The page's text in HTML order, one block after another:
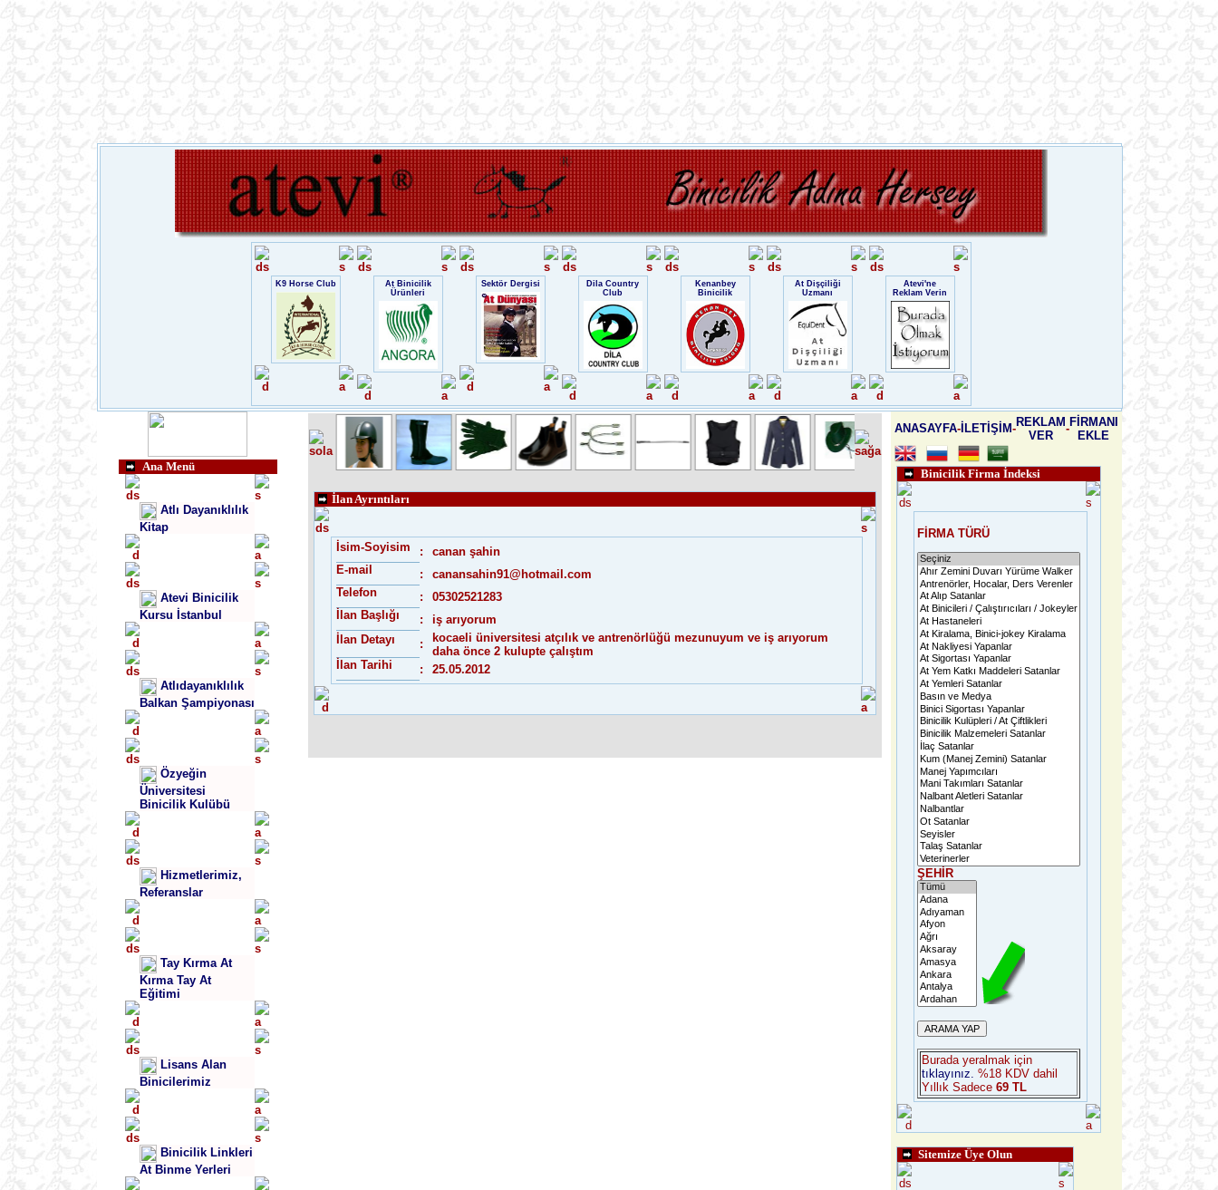
K9 Horse Club
At Binicilik
Ürünleri
Sektör Dergisi
Dila Country
Club
Kenanbey
Binicilik
At Dişçiliği
Uzmanı
Atevi'ne
Reklam Verin
Ana Menü
Atlı Dayanıklılık
Kitap
Atevi Binicilik
Kursu İstanbul
Atlıdayanıklılık
Balkan Şampiyonası
Özyeğin
Üniversitesi
Binicilik Kulübü
Hizmetlerimiz,
Referanslar
Tay Kırma At
Kırma Tay At
Eğitimi
Lisans Alan
Binicilerimiz
Binicilik Linkleri
At Binme Yerleri
İlan Ayrıntıları
İsim-Soyisim :
canan şahin
E-mail
:
canansahin91@hotmail.com
Telefon
:
05302521283
İlan Başlığı
:
iş arıyorum
İlan Detayı
:
kocaeli üniversitesi atçılık ve antrenörlüğü mezunuyum ve iş arıyorum
daha önce 2 kulupte çalıştım
İlan Tarihi
: 25.05.2012
ANASAYFA-İLETİŞİM-REKLAM
VER
-FİRMANI
EKLE
Binicilik Firma İndeksi
FİRMA TÜRÜ
ŞEHİR
Burada yeralmak için
tıklayınız. %18 KDV dahil
Yıllık Sadece 69 TL
Sitemize Üye Olun